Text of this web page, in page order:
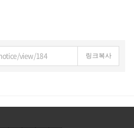
view/184 링크복사